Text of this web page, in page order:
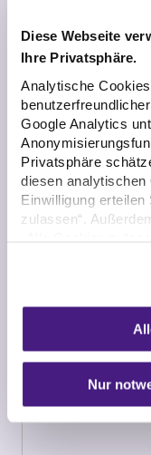
Diese Webseite
Ihre Privatsphäre.
Analytische
Google Analytics
Privatsphäre
diesen
Einwilligung
zulassen“.
den USA sowie in
Betroffenenrechte
Informationen
klicken Sie auf
Diese sind für die
Webseite
Nur